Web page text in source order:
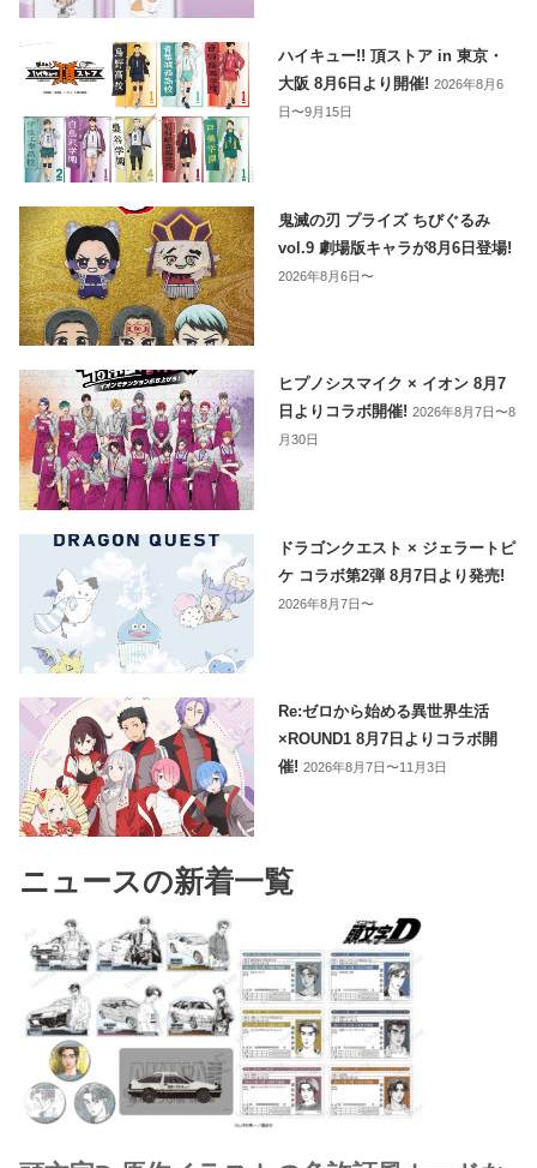
ハイキュー!! 頂ストア in 東京・
大阪 8月6日より開催!2026年8月6
日〜9月15日
鬼滅の刃 プライズ ちびぐるみ
vol.9 劇場版キャラが8月6日登場!
2026年8月6日〜
ヒプノシスマイク × イオン 8月7
日よりコラボ開催!2026年8月7日〜8
月30日
ドラゴンクエスト × ジェラートピ
ケ コラボ第2弾 8月7日より発売!
2026年8月7日〜
Re:ゼロから始める異世界生活
×ROUND1 8月7日よりコラボ開
催!2026年8月7日〜11月3日
ニュースの新着一覧